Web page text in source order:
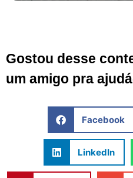
Gostou desse
um amigo pra
Facebook
LinkedIn